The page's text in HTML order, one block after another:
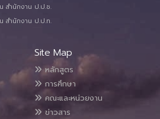
น สำนักงาน ป.ป.ช.
น สำนักงาน ป.ป.ท.
Site Map
หลักสูตร
การศึกษา
คณะและหน่วยงาน
ข่าวสาร